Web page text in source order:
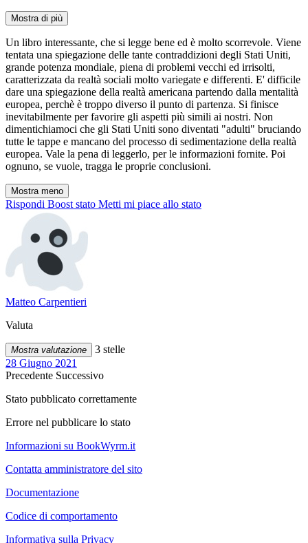
Mostra di più
Un libro interessante, che si legge bene ed è molto scorrevole. Viene
tentata una spiegazione delle tante contraddizioni degli Stati Uniti,
grande potenza mondiale, piena di problemi vecchi ed irrisolti,
caratterizzata da realtà sociali molto variegate e differenti. E' difficile
dare una spiegazione della realtà americana partendo dalla mentalità
europea, perchè è troppo diverso il punto di partenza. Si finisce
inevitabilmente per favorire gli aspetti più simili ai nostri. Non
dimentichiamoci che gli Stati Uniti sono diventati "adulti" bruciando
tutte le tappe e mancano del processo di sedimentazione della realtà
europea. Vale la pena di leggerlo, per le informazioni fornite. Poi
ognuno, se vuole, tragga le proprie conclusioni.
Mostra meno
Rispondi Boost stato Metti mi piace allo stato
Matteo Carpentieri
Valuta
Mostra valutazione
3 stelle
28 Giugno 2021
Precedente Successivo
Stato pubblicato correttamente
Errore nel pubblicare lo stato
Informazioni su BookWyrm.it
Contatta amministratore del sito
Documentazione
Codice di comportamento
Informativa sulla Privacy